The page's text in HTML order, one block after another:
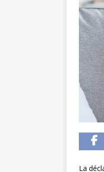
La